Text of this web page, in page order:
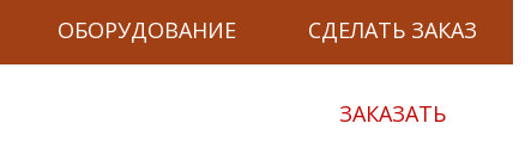
ОБОРУДОВАНИЕ СДЕЛАТЬ ЗАКАЗ
ЗАКАЗАТЬ